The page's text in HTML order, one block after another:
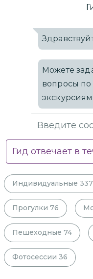
Можете
вопросы
экскурсиям
Гид отвечает в
Индивидуальные 337
Прогулки 76
Пешеходные 74
Фотосессии 36